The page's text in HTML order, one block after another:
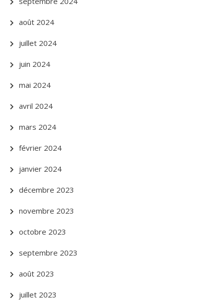
août 2024
juillet 2024
juin 2024
mai 2024
avril 2024
mars 2024
février 2024
janvier 2024
décembre 2023
novembre 2023
octobre 2023
septembre 2023
août 2023
juillet 2023